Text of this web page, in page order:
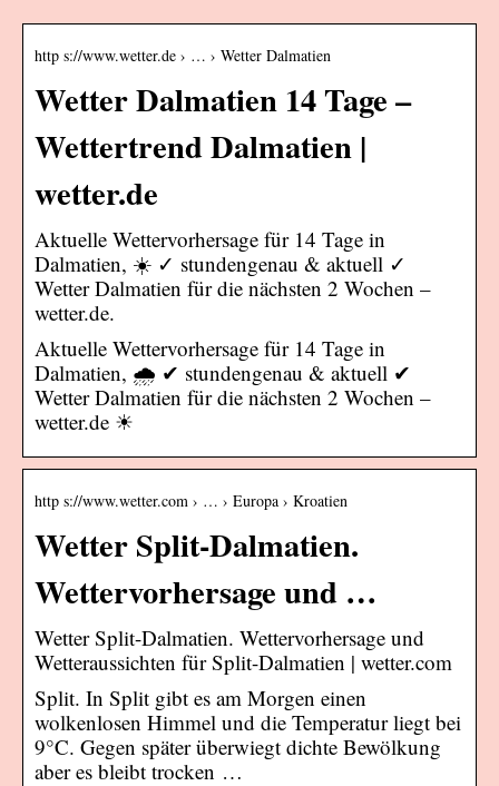
http s://www.wetter.de › … › Wetter Dalmatien
Wetter Dalmatien 14 Tage –
Wettertrend Dalmatien |
wetter.de
Aktuelle Wettervorhersage für 14 Tage in
Dalmatien, ☀️ ✓ stundengenau & aktuell ✓
Wetter Dalmatien für die nächsten 2 Wochen –
wetter.de.
Aktuelle Wettervorhersage für 14 Tage in
Dalmatien, 🌧️ ✔ stundengenau & aktuell ✔
Wetter Dalmatien für die nächsten 2 Wochen –
wetter.de ☀
http s://www.wetter.com › … › Europa › Kroatien
Wetter Split-Dalmatien.
Wettervorhersage und …
Wetter Split-Dalmatien. Wettervorhersage und
Wetteraussichten für Split-Dalmatien | wetter.com
Split. In Split gibt es am Morgen einen
wolkenlosen Himmel und die Temperatur liegt bei
9°C. Gegen später überwiegt dichte Bewölkung
aber es bleibt trocken …